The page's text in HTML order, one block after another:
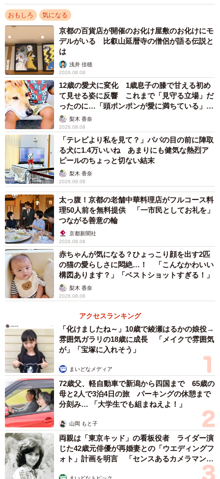
2/4
おもてたんとちゃう、、、（提供：メル子さん）
ーーこちらのサボテンのシリコントレーを購入しようと思
ったのは？
「こちらは一目惚れからの衝動買いです。店頭で見つけて
『あっこれ可愛い！これで氷作って飲み物に入れたら可愛
い食卓になりそう！』と思って購入しました」
ーー本来想像していたのはどのようなものだったのでしょ
う？
「本来はサボテンダーたちがプールに浮かんで楽しんでい
るような涼しげのあるドリンクができると想像していまし
たが、カフェオレの色味もあってか溺死体のようになって
しまいました」
ーー2枚目の写真を見た時の率直な感想は？
「『ファイナルファンタジー』シリーズのマスコットキャ
ラクターのひとりであるサボテンダーをこんな姿にしてし
まって申し訳ないな…という気持ちでした。スクウェア・
エニックスさん。使い方の例を教えてください…」
おもしろ 気になる
京都の百貨店が開催のお化け屋敷のお化けにモ
デルがいる 比叡山延暦寺の僧侶が語る伝説と
は
浅井 佳穂
2026.08.08
12歳の愛犬に変化 1歳息子の膝で甘える初め
て見せる姿に反響 これまで「見守る立場」だ
ったのに…「頭ポンポンが愛に満ちている」
「尊…」
梨木 香奈
2026.08.08
「テレビより私を見て？」パパの目の前に陣取
る犬に1.4万いいね あまりにも健気な熱烈ア
ピールのちょっと切ない結末
梨木 香奈
2026.08.08
太っ腹！京都の老舗中華料理店がフルコース料
理50人前を無料提供 「一市民としてお礼を」
つながる善意の輪
京都新聞社
2026.08.08
赤ちゃんが気になる？ひょっこり顔を出す2匹
の猫の愛らしさに悶絶…！ 「こんなかわいい
構図あります？」「ベストショットすぎる！」
梨木 香奈
2026.08.08
アクセスランキング
「化けましたね～」10歳で綾瀬はるかの娘役→
雰囲気ガラリの18歳に成長 「メイクで雰囲気
が」「宝塚に入れそう」
まいどなメディア
72歳父、軽自動車で新潟から四国まで 65歳の
母と2人で3泊4日の旅 パーキングの休憩まで
分刻み… 「大学生でも組まねえよ！」
山岡 もと子
両親は「東京キッド」の看板役者 ライダー演
じた42歳元俳優が再婚妻との「ウエディングフ
ォト」計画を明言 「センスあるカメラマン求
まいどなトピック